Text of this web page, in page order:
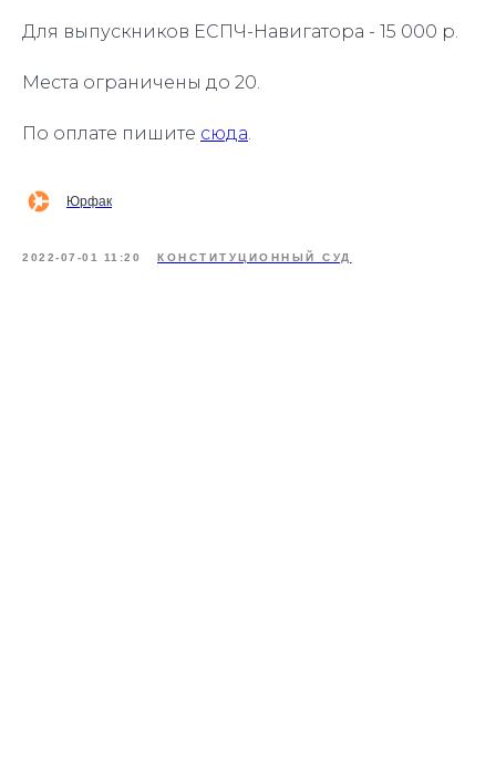
Для выпускников ЕСПЧ-Навигатора - 15 000 р.
Места ограничены до 20.
По оплате пишите сюда
Юрфак
2022-07-01 11:20 КОНСТИТУЦИОННЫЙ СУД